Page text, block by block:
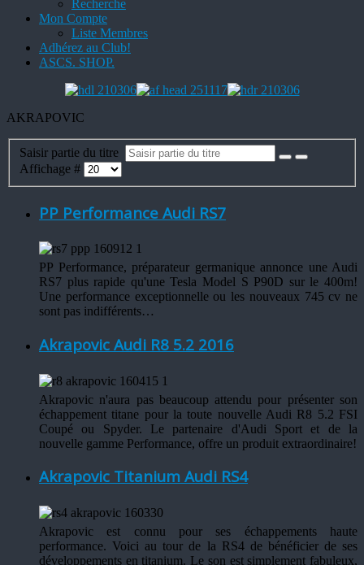
Recherche
Mon Compte
Liste Membres
Adhérez au Club!
ASCS. SHOP.
AKRAPOVIC
Saisir partie du titre
Affichage #
PP Performance Audi RS7
PP Performance, préparateur germanique annonce une Audi
RS7 plus rapide qu'une Tesla Model S P90D sur le 400m!
Une performance exceptionnelle ou les nouveaux 745 cv ne
sont pas indifférents…
Akrapovic Audi R8 5.2 2016
Akrapovic n'aura pas beaucoup attendu pour présenter son
échappement titane pour la toute nouvelle Audi R8 5.2 FSI
Coupé ou Spyder. Le partenaire d'Audi Sport et de la
nouvelle gamme Performance, offre un produit extraordinaire!
Akrapovic Titanium Audi RS4
Akrapovic est connu pour ses échappements haute
performance. Voici au tour de la RS4 de bénéficier de ses
développements en titanium. Le son est simplement fabuleux,